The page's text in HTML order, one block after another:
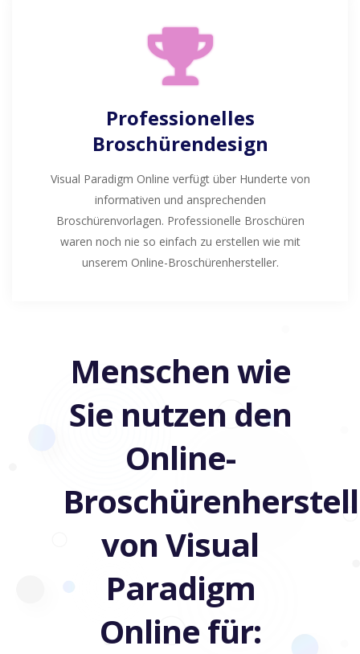
Professionelles
Broschürendesign
Visual Paradigm Online verfügt über Hunderte von
informativen und ansprechenden
Broschürenvorlagen. Professionelle Broschüren
waren noch nie so einfach zu erstellen wie mit
unserem Online-Broschürenhersteller.
Menschen wie
Sie nutzen den
Online-
von Visual
Paradigm
Online für: